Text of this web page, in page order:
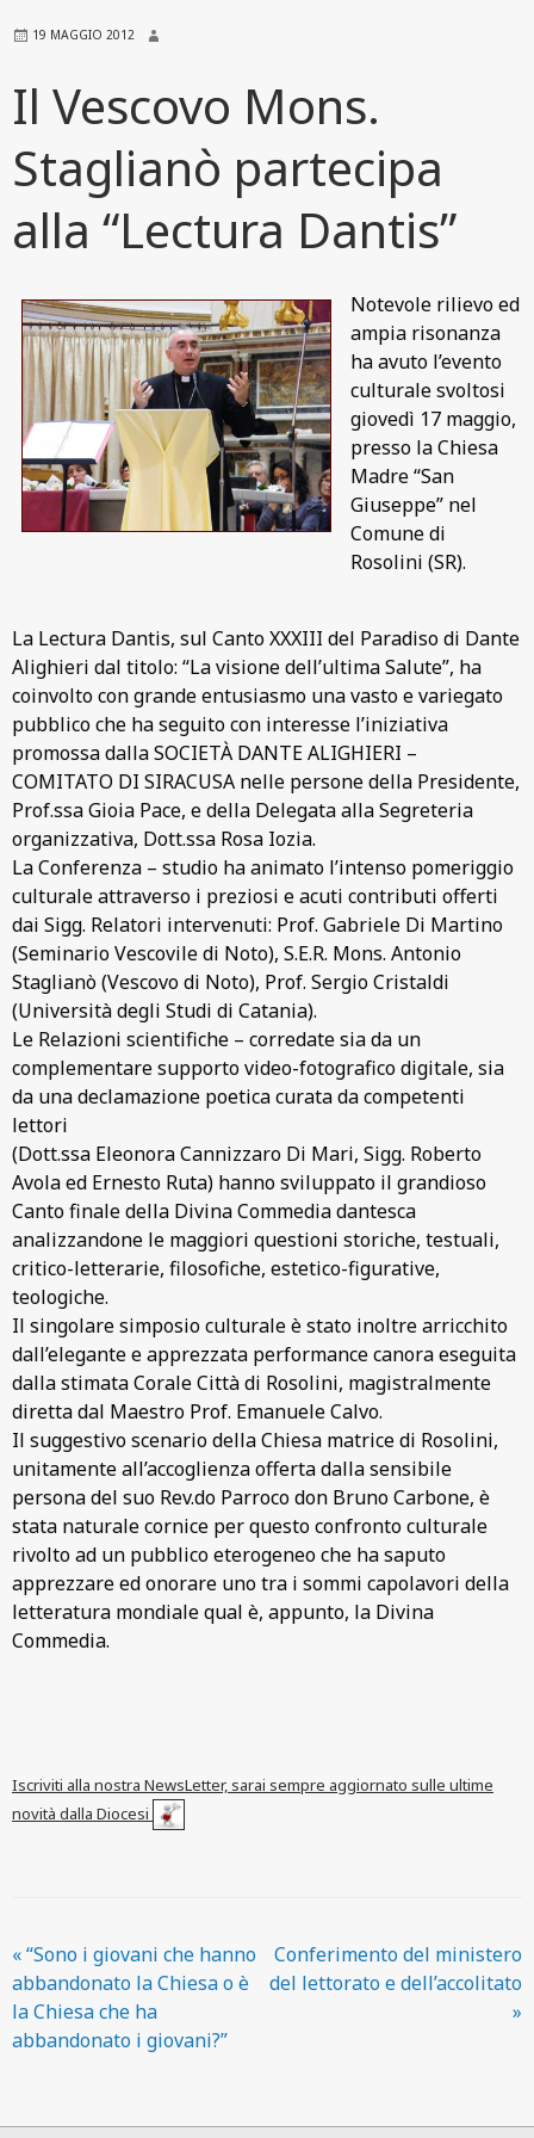
19 MAGGIO 2012
Il Vescovo Mons.
Staglianò partecipa
alla “Lectura Dantis”
Notevole rilievo ed
ampia risonanza
ha avuto l’evento
culturale svoltosi
giovedì 17 maggio,
presso la Chiesa
Madre “San
Giuseppe” nel
Comune di
Rosolini (SR).
La Lectura Dantis, sul Canto XXXIII del Paradiso di Dante
Alighieri dal titolo: “La visione dell’ultima Salute”, ha
coinvolto con grande entusiasmo una vasto e variegato
pubblico che ha seguito con interesse l’iniziativa
promossa dalla SOCIETÀ DANTE ALIGHIERI –
COMITATO DI SIRACUSA nelle persone della Presidente,
Prof.ssa Gioia Pace, e della Delegata alla Segreteria
organizzativa, Dott.ssa Rosa Iozia.
La Conferenza – studio ha animato l’intenso pomeriggio
culturale attraverso i preziosi e acuti contributi offerti
dai Sigg. Relatori intervenuti: Prof. Gabriele Di Martino
(Seminario Vescovile di Noto), S.E.R. Mons. Antonio
Staglianò (Vescovo di Noto), Prof. Sergio Cristaldi
(Università degli Studi di Catania).
Le Relazioni scientifiche – corredate sia da un
complementare supporto video-fotografico digitale, sia
da una declamazione poetica curata da competenti
lettori
(Dott.ssa Eleonora Cannizzaro Di Mari, Sigg. Roberto
Avola ed Ernesto Ruta) hanno sviluppato il grandioso
Canto finale della Divina Commedia dantesca
analizzandone le maggiori questioni storiche, testuali,
critico-letterarie, filosofiche, estetico-figurative,
teologiche.
Il singolare simposio culturale è stato inoltre arricchito
dall’elegante e apprezzata performance canora eseguita
dalla stimata Corale Città di Rosolini, magistralmente
diretta dal Maestro Prof. Emanuele Calvo.
Il suggestivo scenario della Chiesa matrice di Rosolini,
unitamente all’accoglienza offerta dalla sensibile
persona del suo Rev.do Parroco don Bruno Carbone, è
stata naturale cornice per questo confronto culturale
rivolto ad un pubblico eterogeneo che ha saputo
apprezzare ed onorare uno tra i sommi capolavori della
letteratura mondiale qual è, appunto, la Divina
Commedia.
Iscriviti alla nostra NewsLetter, sarai sempre aggiornato sulle ultime
novità dalla Diocesi
«“Sono i giovani che hanno
abbandonato la Chiesa o è
la Chiesa che ha
abbandonato i giovani?”
Conferimento del ministero
del lettorato e dell’accolitato
»